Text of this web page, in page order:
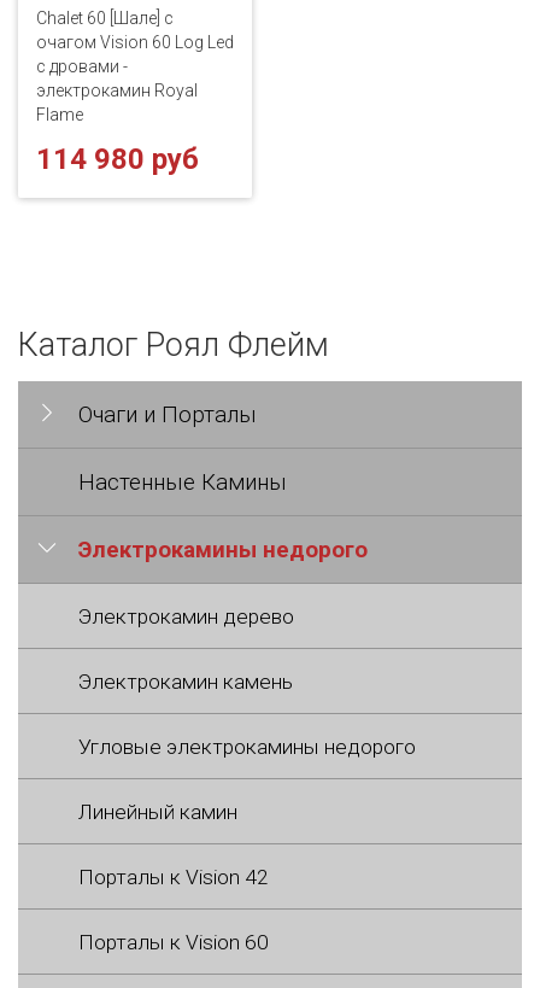
Chalet 60 [Шале] с
очагом Vision 60 Log Led
с дровами -
электрокамин Royal
Flame
114 980 руб
Каталог Роял Флейм
Очаги и Порталы
Настенные Камины
Электрокамины недорого
Электрокамин дерево
Электрокамин камень
Угловые электрокамины недорого
Линейный камин
Порталы к Vision 42
Порталы к Vision 60